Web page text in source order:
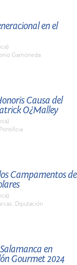
en el
Gamoneda
Causa del
O¿Malley
Campamentos de
Diputación
en
Gourmet 2024